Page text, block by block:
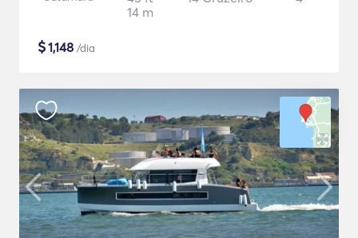
14 m
$1,148 /dia